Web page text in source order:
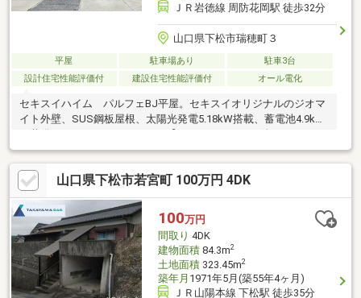
ＪＲ岩徳線 周防花岡駅 徒歩32分
山口県下松市瑞穂町３
平屋 駐車場あり
駐車3台
設計住宅性能評価付
建設住宅性能評価付 オール電化
セキスイハイム パルフェBJ平屋。セキスイオリジナルのジオマ
イト外壁、SUS鋼板屋根、太陽光発電5.18kW搭載、蓄電池4.9kW
ｈ装備のスマートハウスです。【あったかハイムが待っている
～】でお馴染みの快適エアリーは、一年を通して快適な室内環境
で、ご家族の毎日の生活を育みます。鉄骨ラーメン構造で地震・
台風などの災害に強い強靭な構造躯体に加え、災害時に自給自足
の生活を可能とした建物仕様のお家です。工場でつくるセキスイ
ハイムは、品質にバラつきがなく、設計通りの施工精度で安全・
快適を守ります。セキスイハイムの60年長期サポートシステム
で、グループ全体でご入居後の安心安全もお届けいたします。
山口県下松市若宮町 100万円 4DK
100万円
間取り 4DK
建物面積84.3m2
土地面積323.45m2
築年月 1971年5月(築55年4ヶ月)
ＪＲ山陽本線 下松駅 徒歩35分